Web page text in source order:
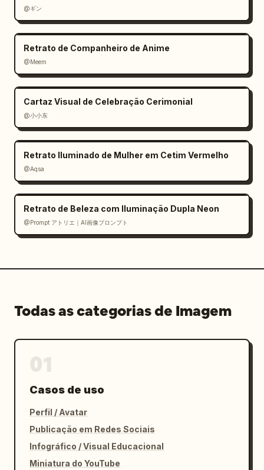
@ギン
Retrato de Companheiro de Anime
@Meem
Cartaz Visual de Celebração Cerimonial
@小小东
Retrato Iluminado de Mulher em Cetim Vermelho
@Aqsa
Retrato de Beleza com Iluminação Dupla Neon
@Prompt アトリエ｜AI画像プロンプト
Todas as categorias de Imagem
Casos de uso
Perfil / Avatar
Publicação em Redes Sociais
Infográfico / Visual Educacional
Miniatura do YouTube